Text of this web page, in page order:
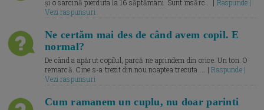
și o sarcină pierduta la 16 săptămâni. Sunt însărc... | Raspunde |
Vezi raspunsuri
Ne certăm mai des de când avem copil. E
normal?
De când a apărut copilul, parcă ne aprindem din orice. Un ton. O
remarcă. Cine s-a trezit din nou noaptea trecuta.... |Raspunde |
Vezi raspunsuri
Cum ramanem un cuplu, nu doar parinti